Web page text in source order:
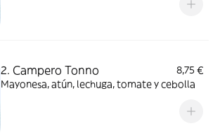
2. Campero Tonno
8,75 €
Mayonesa, atún, lechuga, tomate y cebolla